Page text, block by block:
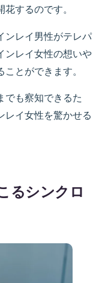
するのです。
ンレイ男性がテレパ
ンレイ女性の想いや
とができます。
でも察知できるた
レイ女性を驚かせる
るシンクロ